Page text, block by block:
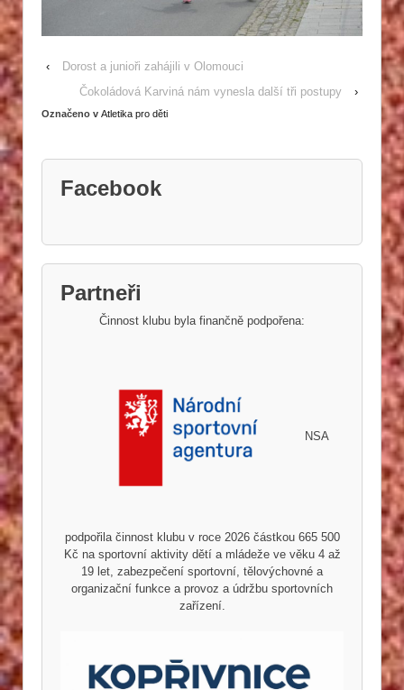
‹
Dorost a junioři zahájili v Olomouci
Čokoládová Karviná nám vynesla další tři postupy
›
Označeno v Atletika pro děti
Facebook
Partneři
Činnost klubu byla finančně podpořena:
NSA
podpořila činnost klubu v roce 2026 částkou 665 500
Kč na sportovní aktivity dětí a mládeže ve věku 4 až
19 let, zabezpečení sportovní, tělovýchovné a
organizační funkce a provoz a údržbu sportovních
zařízení.